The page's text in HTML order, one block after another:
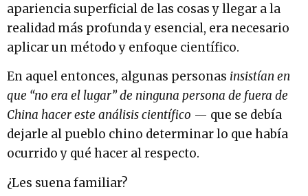
apariencia superficial de las cosas y llegar a la
realidad más profunda y esencial, era necesario
aplicar un método y enfoque científico.
En aquel entonces, algunas personas insistían en
que “no era el lugar” de ninguna persona de fuera de
China hacer este análisis científico — que se debía
dejarle al pueblo chino determinar lo que había
ocurrido y qué hacer al respecto.
¿Les suena familiar?